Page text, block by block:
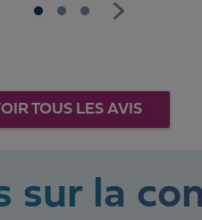
TOUS LES AVIS
sur la